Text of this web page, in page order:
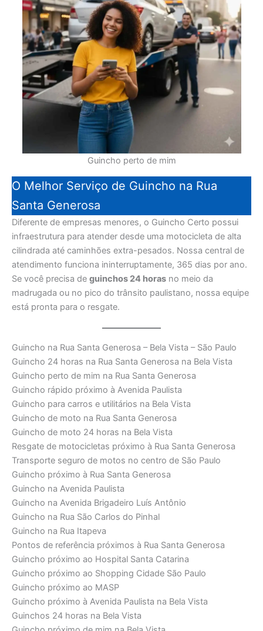
Guincho perto de mim
O Melhor Serviço de Guincho na Rua
Santa Generosa
Diferente de empresas menores, o Guincho Certo possui
infraestrutura para atender desde uma motocicleta de alta
cilindrada até caminhões extra-pesados. Nossa central de
atendimento funciona ininterruptamente, 365 dias por ano.
Se você precisa de guinchos 24 horas no meio da
madrugada ou no pico do trânsito paulistano, nossa equipe
está pronta para o resgate.
Guincho na Rua Santa Generosa – Bela Vista – São Paulo
Guincho 24 horas na Rua Santa Generosa na Bela Vista
Guincho perto de mim na Rua Santa Generosa
Guincho rápido próximo à Avenida Paulista
Guincho para carros e utilitários na Bela Vista
Guincho de moto na Rua Santa Generosa
Guincho de moto 24 horas na Bela Vista
Resgate de motocicletas próximo à Rua Santa Generosa
Transporte seguro de motos no centro de São Paulo
Guincho próximo à Rua Santa Generosa
Guincho na Avenida Paulista
Guincho na Avenida Brigadeiro Luís Antônio
Guincho na Rua São Carlos do Pinhal
Guincho na Rua Itapeva
Pontos de referência próximos à Rua Santa Generosa
Guincho próximo ao Hospital Santa Catarina
Guincho próximo ao Shopping Cidade São Paulo
Guincho próximo ao MASP
Guincho próximo à Avenida Paulista na Bela Vista
Guinchos 24 horas na Bela Vista